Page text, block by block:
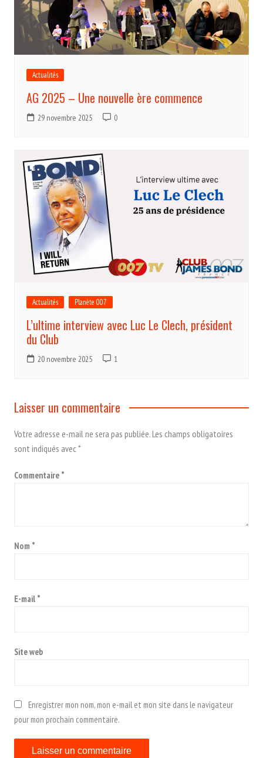
Actualités
AG 2025 – Une nouvelle ère commence
29 novembre 2025 0
Actualités Planète 007
L’ultime interview avec Luc Le Clech, président
du Club
20 novembre 2025 1
Laisser un commentaire
Votre adresse e-mail ne sera pas publiée.Les champs obligatoires
sont indiqués avec*
Commentaire *
Nom *
E-mail *
Site web
Enregistrer mon nom, mon e-mail et mon site dans le navigateur
pour mon prochain commentaire.